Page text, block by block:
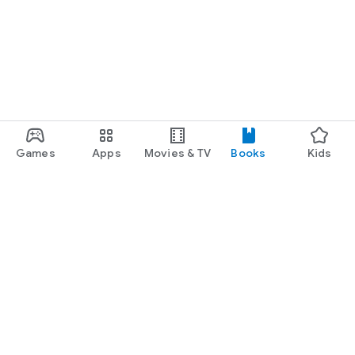
Games Apps Movies & TV Books Kids